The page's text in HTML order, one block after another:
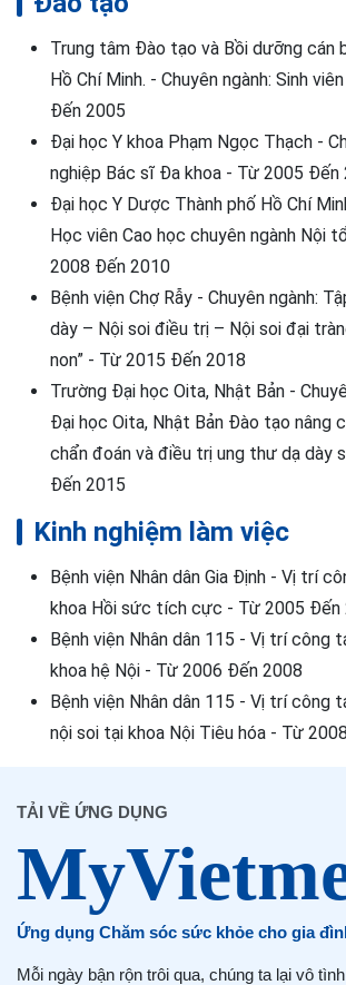
Trung tâm Đào tạo và Bồi dưỡng cán
Hồ Chí Minh. - Chuyên ngành: Sinh
Đến 2005
Đại học Y khoa Phạm Ngọc Thạch -
nghiệp Bác sĩ Đa khoa - Từ 2005 Đến
Đại học Y Dược Thành phố Hồ Chí
Học viên Cao học chuyên ngành Nội
2008 Đến 2010
Bệnh viện Chợ Rẫy - Chuyên ngành:
dày – Nội soi điều trị – Nội soi đại
non” - Từ 2015 Đến 2018
Trường Đại học Oita, Nhật Bản -
Đại học Oita, Nhật Bản Đào tạo nâng
chẩn đoán và điều trị ung thư dạ dày
Đến 2015
Kinh nghiệm làm việc
Bệnh viện Nhân dân Gia Định - Vị trí
khoa Hồi sức tích cực - Từ 2005 Đến
Bệnh viện Nhân dân 115 - Vị trí công
khoa hệ Nội - Từ 2006 Đến 2008
Bệnh viện Nhân dân 115 - Vị trí công
nội soi tại khoa Nội Tiêu hóa - Từ
TẢI VỀ ỨNG DỤNG
Ứng dụng Chăm sóc sức khỏe cho gia
Mỗi ngày bận rộn trôi qua, chúng ta lại vô